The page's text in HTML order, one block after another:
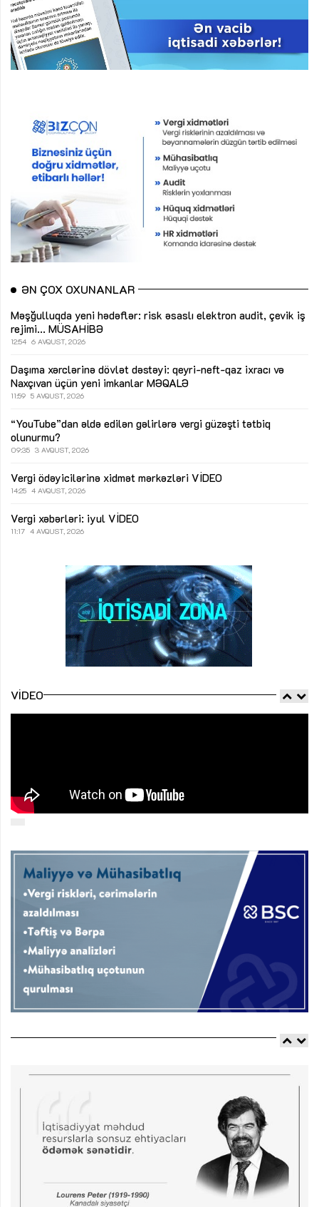
ƏN ÇOX OXUNANLAR
Məşğulluqda yeni hədəflər: risk əsaslı elektron audit, çevik iş
rejimi... MÜSAHİBƏ
12:54 6 AVQUST, 2026
Daşıma xərclərinə dövlət dəstəyi: qeyri-neft-qaz ixracı və
Naxçıvan üçün yeni imkanlar MƏQALƏ
11:59 5 AVQUST, 2026
“YouTube”dan əldə edilən gəlirlərə vergi güzəşti tətbiq
olunurmu?
09:35 3 AVQUST, 2026
Vergi ödəyicilərinə xidmət mərkəzləri VİDEO
14:25 4 AVQUST, 2026
Vergi xəbərləri: iyul VİDEO
11:17 4 AVQUST, 2026
VIDEO